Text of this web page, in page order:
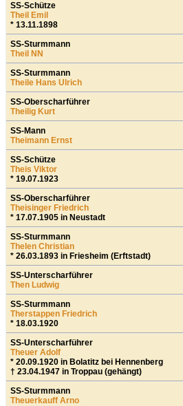
SS-Schütze
Theil Emil
* 13.11.1898
SS-Sturmmann
Theil NN
SS-Sturmmann
Theile Hans Ulrich
SS-Oberscharführer
Theilig Kurt
SS-Mann
Theimann Ernst
SS-Schütze
Theis Viktor
* 19.07.1923
SS-Oberscharführer
Theisinger Friedrich
* 17.07.1905 in Neustadt
SS-Sturmmann
Thelen Christian
* 26.03.1893 in Friesheim (Erftstadt)
SS-Unterscharführer
Then Ludwig
SS-Sturmmann
Therstappen Friedrich
* 18.03.1920
SS-Unterscharführer
Theuer Adolf
* 20.09.1920 in Bolatitz bei Hennenberg
† 23.04.1947 in Troppau (gehängt)
SS-Sturmmann
Theuerkauff Arno